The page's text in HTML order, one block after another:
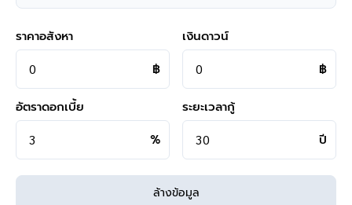
>>>แล้วทำไมต้องซื้อบ้านมือสองรีโนเวท
กับเรา "บ้านบางกอก" ?? อยากรู้คลิก<<<
แผนที่
ราคาอสังหา
฿
เงินดาวน์
฿
อัตราดอกเบี้ย
%
ระยะเวลากู้
ปี
ล้างข้อมูล